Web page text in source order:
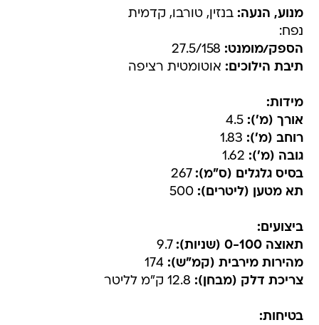
מנוע, הנעה: בנזין, טורבו, קדמית
נפח:
הספק/מומנט:
תיבת הילוכים: אוטומטית רציפה
מידות:
אורך (מ'): 4.5
רוחב (מ'):
גובה (מ'):
בסיס גלגלים (ס"מ): 267
תא מטען (ליטרים): 500
ביצועים:
תאוצה 0-100 (שניות):
9.7
מהירות מירבית (קמ"ש):
צריכת דלק (מבחן):
בטיחות: